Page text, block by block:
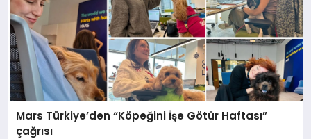
Mars Türkiye’den “Köpeğini İşe Götür Haftası”
çağrısı